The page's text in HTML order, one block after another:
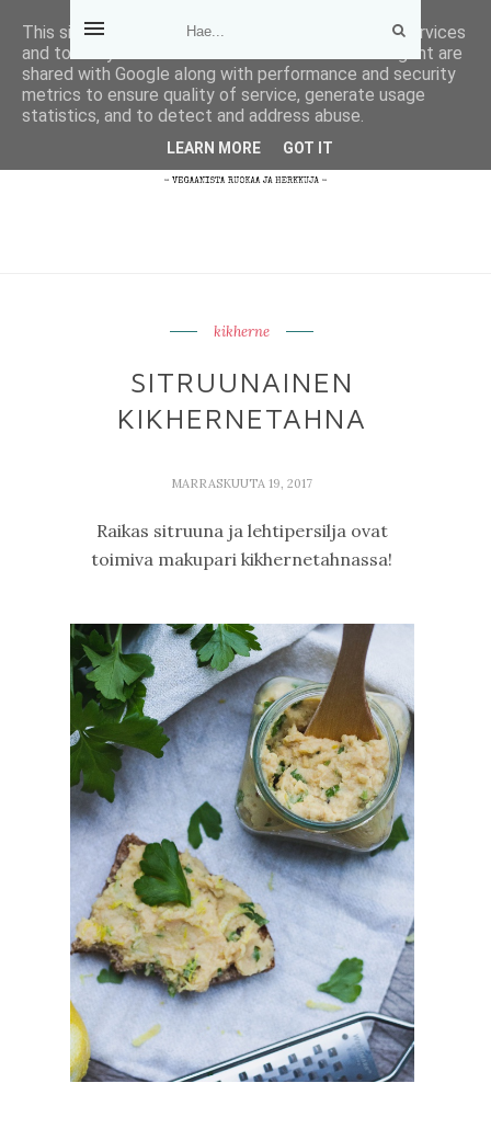
kikherne
SITRUUNAINEN
KIKHERNETAHNA
MARRASKUUTA 19, 2017
Raikas sitruuna ja lehtipersilja ovat
toimiva makupari kikhernetahnassa!
This site uses cookies from Google to deliver its services
and to analyze traffic. Your IP address and user-agent are
shared with Google along with performance and security
metrics to ensure quality of service, generate usage
statistics, and to detect and address abuse.
LEARN MORE GOT IT